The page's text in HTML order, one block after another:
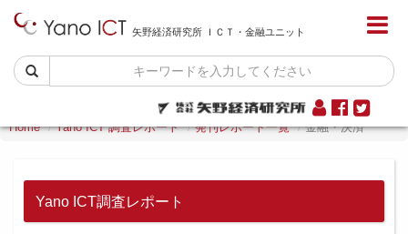
矢野経済研究所 ＩＣＴ・金融ユニット
Home Yano ICT 調査レポート 発刊レポート一覧 金融・決済
Yano ICT調査レポート